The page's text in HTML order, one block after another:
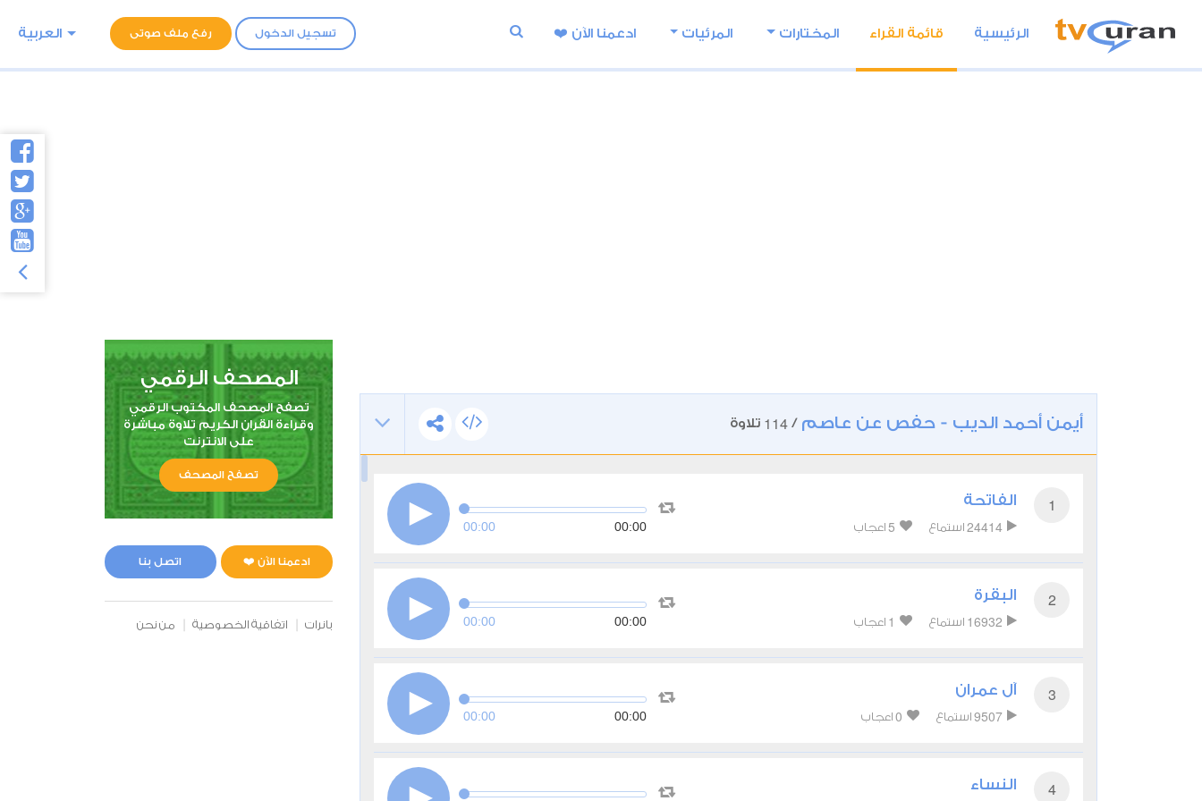
تسجيل الدخول رفع ملف صوتى العربية الرئيسية قائمة القراء المختارات المرئيات ادعمنا اﻵن ❤️
أيمن أحمد الديب - حفص عن عاصم /
114 تلاوة
1 الفاتحة
24414 استماع 5 اعجاب 00:00 00:00
2 البقرة
16932 استماع 1 اعجاب 00:00 00:00
3 آل عمران
9507 استماع 0 اعجاب 00:00 00:00
4 النساء
المصحف الرقمي
تصفح المصحف المكتوب الرقمي
وقراءة القران الكريم تلاوة مباشرة
على الانترنت
تصفح المصحف
ادعمنا الآن ❤️ اتصل بنا
بانرات اتفاقية الخصوصية من نحن